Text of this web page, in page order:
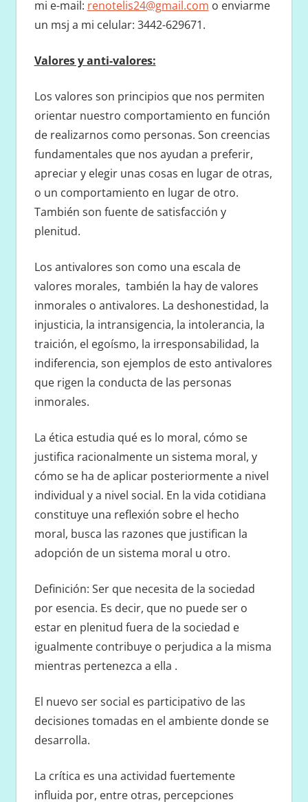
mi e-mail: renotelis24@gmail.com o enviarme
un msj a mi celular: 3442-629671.
Valores y anti-valores:
Los valores son principios que nos permiten
orientar nuestro comportamiento en función
de realizarnos como personas. Son creencias
fundamentales que nos ayudan a preferir,
apreciar y elegir unas cosas en lugar de otras,
o un comportamiento en lugar de otro.
También son fuente de satisfacción y
plenitud.
Los antivalores son como una escala de
valores morales, también la hay de valores
inmorales o antivalores. La deshonestidad, la
injusticia, la intransigencia, la intolerancia, la
traición, el egoísmo, la irresponsabilidad, la
indiferencia, son ejemplos de esto antivalores
que rigen la conducta de las personas
inmorales.
La ética estudia qué es lo moral, cómo se
justifica racionalmente un sistema moral, y
cómo se ha de aplicar posteriormente a nivel
individual y a nivel social. En la vida cotidiana
constituye una reflexión sobre el hecho
moral, busca las razones que justifican la
adopción de un sistema moral u otro.
Definición: Ser que necesita de la sociedad
por esencia. Es decir, que no puede ser o
estar en plenitud fuera de la sociedad e
igualmente contribuye o perjudica a la misma
mientras pertenezca a ella .
El nuevo ser social es participativo de las
decisiones tomadas en el ambiente donde se
desarrolla.
La crítica es una actividad fuertemente
influida por, entre otras, percepciones